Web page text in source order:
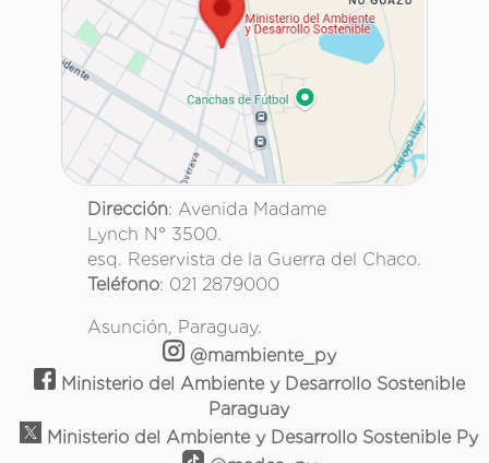
Dirección: Avenida Madame
Lynch N° 3500.
esq. Reservista de la Guerra del Chaco.
Teléfono: 021 2879000
Asunción, Paraguay.
@mambiente_py
Ministerio del Ambiente y Desarrollo Sostenible
Paraguay
Ministerio del Ambiente y Desarrollo Sostenible Py